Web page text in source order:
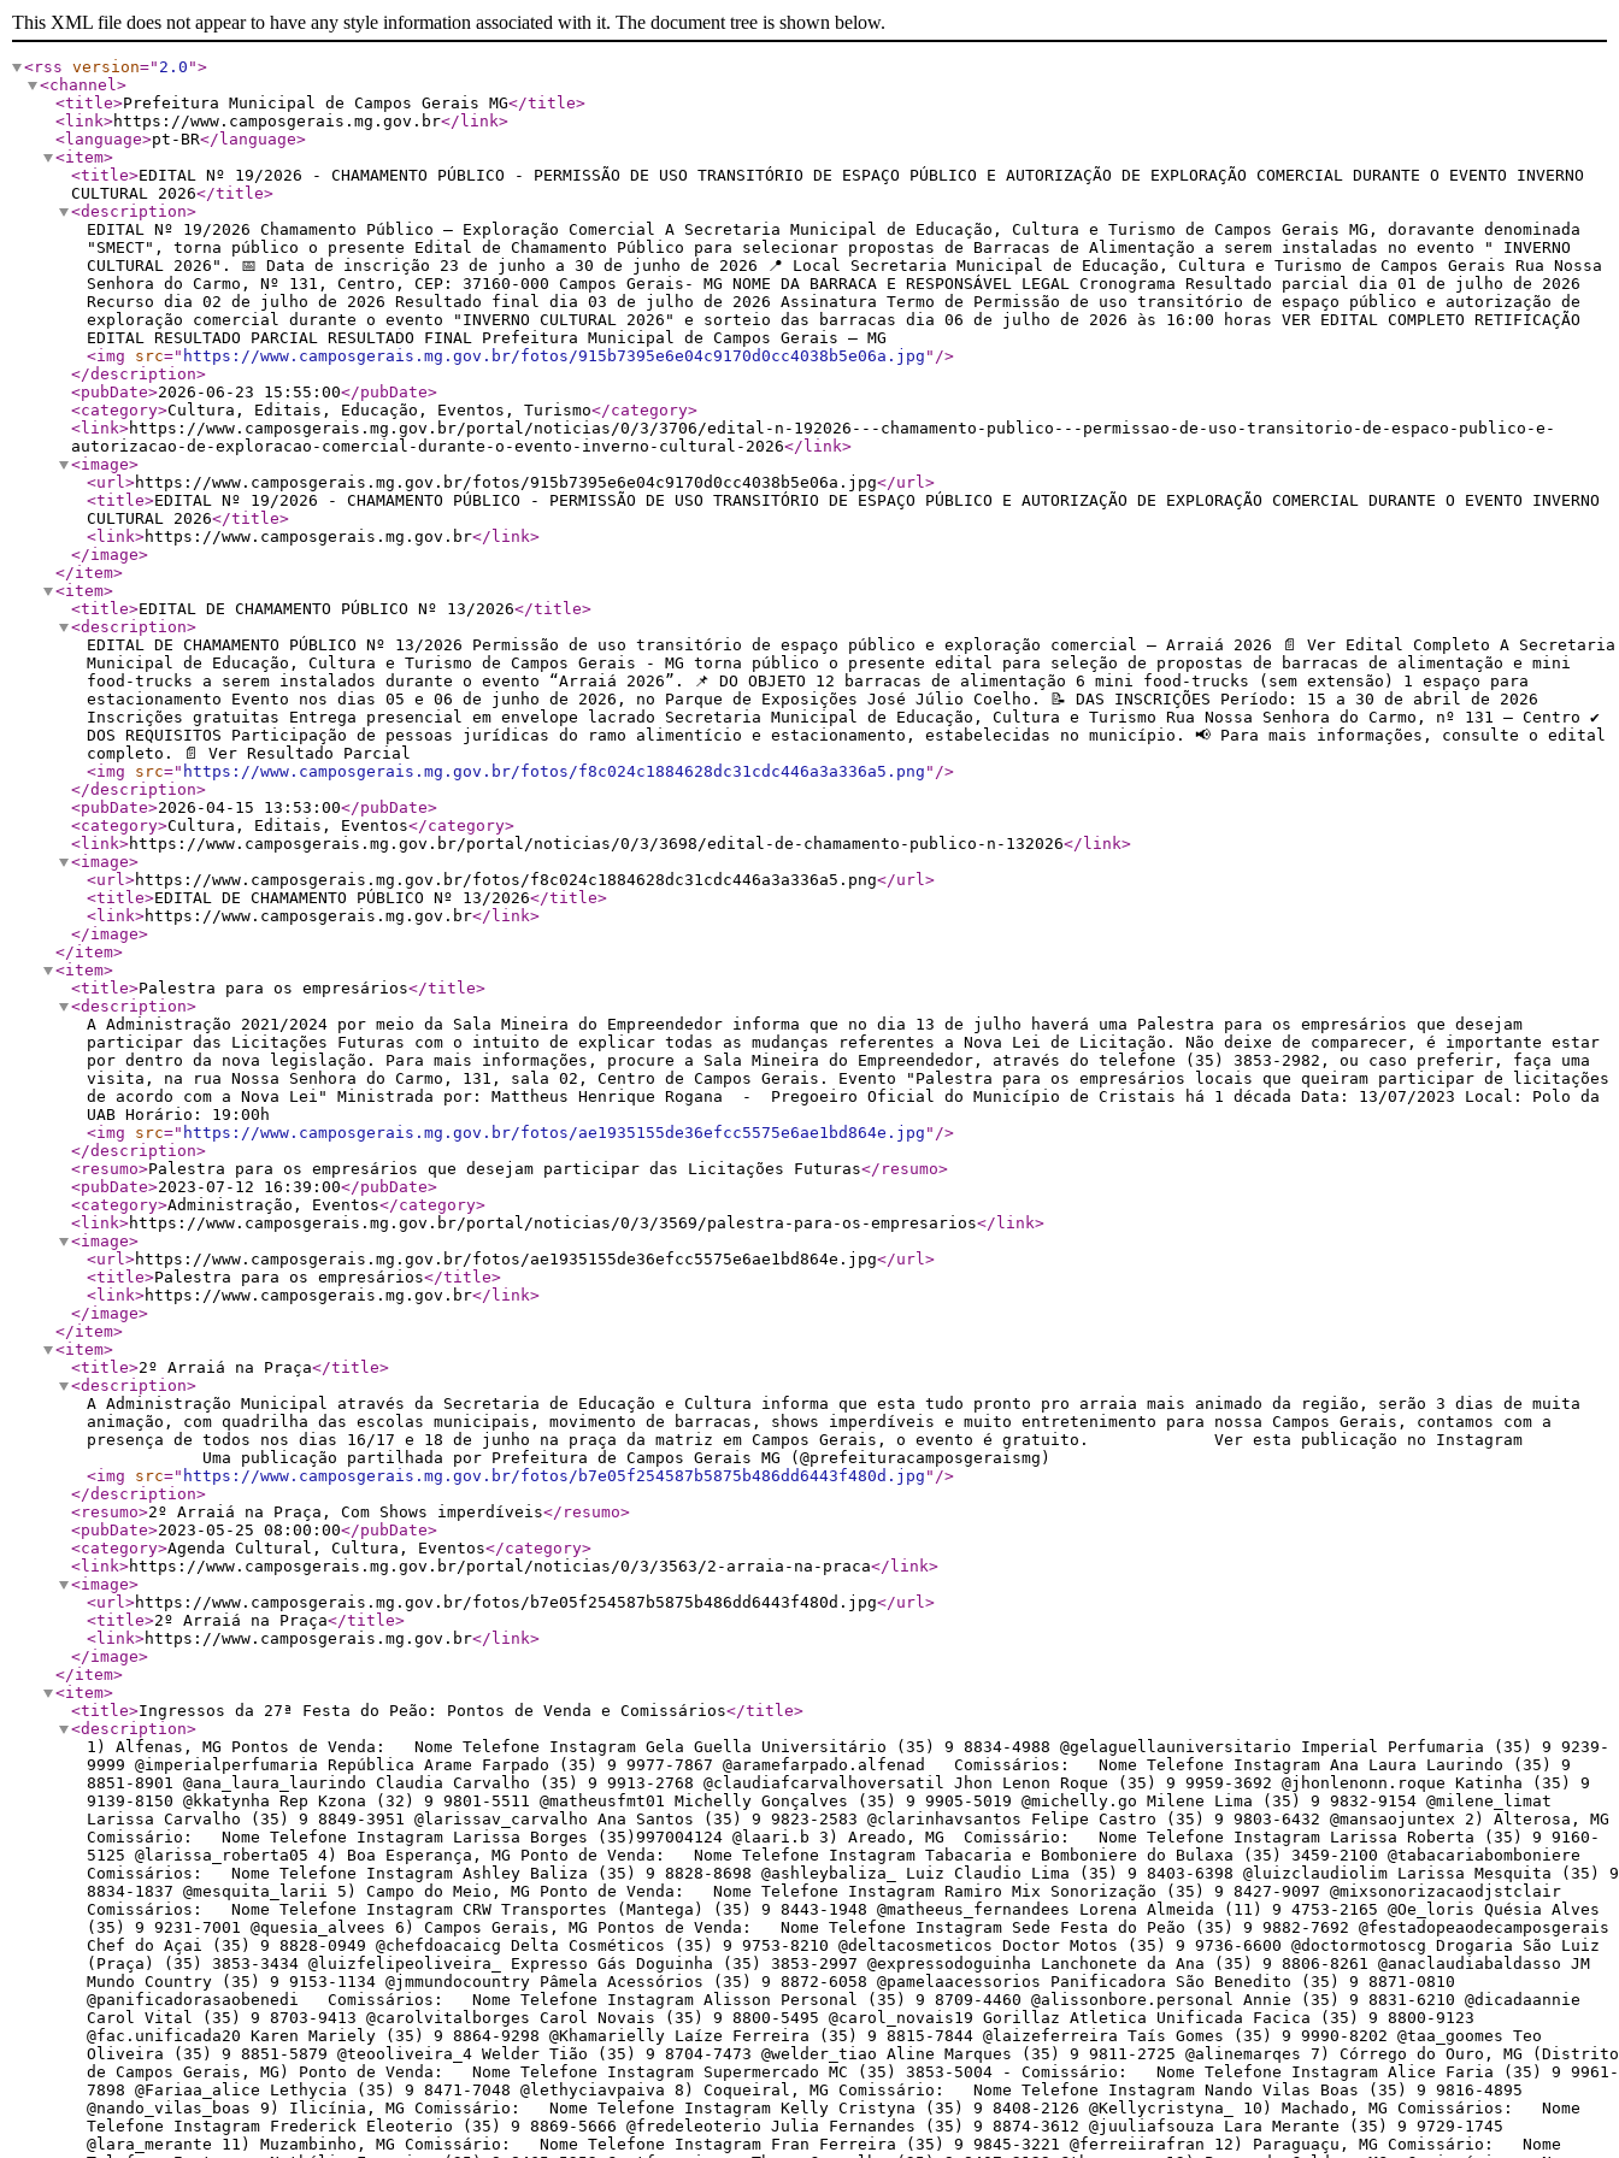
This XML file does not appear to have any style information associated with it. The document tree is shown below.
<rss version=" 2.0 ">
<channel>
<title>Prefeitura Municipal de Campos Gerais MG</title>
<link>https://www.camposgerais.mg.gov.br</link>
<language>pt-BR</language>
<item>
<title>EDITAL Nº 19/2026 - CHAMAMENTO PÚBLICO - PERMISSÃO DE USO TRANSITÓRIO DE ESPAÇO PÚBLICO E AUTORIZAÇÃO DE EXPLORAÇÃO COMERCIAL DURANTE O EVENTO INVERNO
CULTURAL 2026</title>
<description>
EDITAL Nº 19/2026 Chamamento Público – Exploração Comercial A Secretaria Municipal de Educação, Cultura e Turismo de Campos Gerais MG, doravante denominada
"SMECT", torna público o presente Edital de Chamamento Público para selecionar propostas de Barracas de Alimentação a serem instaladas no evento " INVERNO
CULTURAL 2026". 📅 Data de inscrição 23 de junho a 30 de junho de 2026 📍 Local Secretaria Municipal de Educação, Cultura e Turismo de Campos Gerais Rua Nossa
Senhora do Carmo, Nº 131, Centro, CEP: 37160-000 Campos Gerais- MG NOME DA BARRACA E RESPONSÁVEL LEGAL Cronograma Resultado parcial dia 01 de julho de 2026
Recurso dia 02 de julho de 2026 Resultado final dia 03 de julho de 2026 Assinatura Termo de Permissão de uso transitório de espaço público e autorização de
exploração comercial durante o evento "INVERNO CULTURAL 2026" e sorteio das barracas dia 06 de julho de 2026 às 16:00 horas VER EDITAL COMPLETO RETIFICAÇÃO
EDITAL RESULTADO PARCIAL RESULTADO FINAL Prefeitura Municipal de Campos Gerais – MG
<img
src=" https://www.camposgerais.mg.gov.br/fotos/915b7395e6e04c9170d0cc4038b5e06a.jpg " />
</description>
<pubDate>2026-06-23 15:55:00</pubDate>
<category>Cultura, Editais, Educação, Eventos, Turismo</category>
<link>https://www.camposgerais.mg.gov.br/portal/noticias/0/3/3706/edital-n-192026---chamamento-publico---permissao-de-uso-transitorio-de-espaco-publico-e-
autorizacao-de-exploracao-comercial-durante-o-evento-inverno-cultural-2026</link>
<image>
<url>https://www.camposgerais.mg.gov.br/fotos/915b7395e6e04c9170d0cc4038b5e06a.jpg</url>
<title>EDITAL Nº 19/2026 - CHAMAMENTO PÚBLICO - PERMISSÃO DE USO TRANSITÓRIO DE ESPAÇO PÚBLICO E AUTORIZAÇÃO DE EXPLORAÇÃO COMERCIAL DURANTE O EVENTO INVERNO
CULTURAL 2026</title>
<link>https://www.camposgerais.mg.gov.br</link>
</image>
</item>
<item>
<title>EDITAL DE CHAMAMENTO PÚBLICO Nº 13/2026</title>
<description>
EDITAL DE CHAMAMENTO PÚBLICO Nº 13/2026 Permissão de uso transitório de espaço público e exploração comercial – Arraiá 2026 📄 Ver Edital Completo A Secretaria
Municipal de Educação, Cultura e Turismo de Campos Gerais - MG torna público o presente edital para seleção de propostas de barracas de alimentação e mini
food-trucks a serem instalados durante o evento “Arraiá 2026”. 📌 DO OBJETO 12 barracas de alimentação 6 mini food-trucks (sem extensão) 1 espaço para
estacionamento Evento nos dias 05 e 06 de junho de 2026, no Parque de Exposições José Júlio Coelho. 📝 DAS INSCRIÇÕES Período: 15 a 30 de abril de 2026
Inscrições gratuitas Entrega presencial em envelope lacrado Secretaria Municipal de Educação, Cultura e Turismo Rua Nossa Senhora do Carmo, nº 131 – Centro ✔️
DOS REQUISITOS Participação de pessoas jurídicas do ramo alimentício e estacionamento, estabelecidas no município. 📢 Para mais informações, consulte o edital
completo. 📄 Ver Resultado Parcial
<img
src=" https://www.camposgerais.mg.gov.br/fotos/f8c024c1884628dc31cdc446a3a336a5.png " />
</description>
<pubDate>2026-04-15 13:53:00</pubDate>
<category>Cultura, Editais, Eventos</category>
<link>https://www.camposgerais.mg.gov.br/portal/noticias/0/3/3698/edital-de-chamamento-publico-n-132026</link>
<image>
<url>https://www.camposgerais.mg.gov.br/fotos/f8c024c1884628dc31cdc446a3a336a5.png</url>
<title>EDITAL DE CHAMAMENTO PÚBLICO Nº 13/2026</title>
<link>https://www.camposgerais.mg.gov.br</link>
</image>
</item>
<item>
<title>Palestra para os empresários</title>
<description>
A Administração 2021/2024 por meio da Sala Mineira do Empreendedor informa que no dia 13 de julho haverá uma Palestra para os empresários que desejam
participar das Licitações Futuras com o intuito de explicar todas as mudanças referentes a Nova Lei de Licitação. Não deixe de comparecer, é importante estar
por dentro da nova legislação. Para mais informações, procure a Sala Mineira do Empreendedor, através do telefone (35) 3853-2982, ou caso preferir, faça uma
visita, na rua Nossa Senhora do Carmo, 131, sala 02, Centro de Campos Gerais. Evento "Palestra para os empresários locais que queiram participar de licitações
de acordo com a Nova Lei" Ministrada por: Mattheus Henrique Rogana - Pregoeiro Oficial do Município de Cristais há 1 década Data: 13/07/2023 Local: Polo da
UAB Horário: 19:00h
<img
src=" https://www.camposgerais.mg.gov.br/fotos/ae1935155de36efcc5575e6ae1bd864e.jpg " />
</description>
<resumo>Palestra para os empresários que desejam participar das Licitações Futuras</resumo>
<pubDate>2023-07-12 16:39:00</pubDate>
<category>Administração, Eventos</category>
<link>https://www.camposgerais.mg.gov.br/portal/noticias/0/3/3569/palestra-para-os-empresarios</link>
<image>
<url>https://www.camposgerais.mg.gov.br/fotos/ae1935155de36efcc5575e6ae1bd864e.jpg</url>
<title>Palestra para os empresários</title>
<link>https://www.camposgerais.mg.gov.br</link>
</image>
</item>
<item>
<title>2º Arraiá na Praça</title>
<description>
A Administração Municipal através da Secretaria de Educação e Cultura informa que esta tudo pronto pro arraia mais animado da região, serão 3 dias de muita
animação, com quadrilha das escolas municipais, movimento de barracas, shows imperdíveis e muito entretenimento para nossa Campos Gerais, contamos com a
presença de todos nos dias 16/17 e 18 de junho na praça da matriz em Campos Gerais, o evento é gratuito. Ver esta publicação no Instagram
Uma publicação partilhada por Prefeitura de Campos Gerais MG (@prefeituracamposgeraismg)
<img
src=" https://www.camposgerais.mg.gov.br/fotos/b7e05f254587b5875b486dd6443f480d.jpg " />
</description>
<resumo>2º Arraiá na Praça, Com Shows imperdíveis</resumo>
<pubDate>2023-05-25 08:00:00</pubDate>
<category>Agenda Cultural, Cultura, Eventos</category>
<link>https://www.camposgerais.mg.gov.br/portal/noticias/0/3/3563/2-arraia-na-praca</link>
<image>
<url>https://www.camposgerais.mg.gov.br/fotos/b7e05f254587b5875b486dd6443f480d.jpg</url>
<title>2º Arraiá na Praça</title>
<link>https://www.camposgerais.mg.gov.br</link>
</image>
</item>
<item>
<title>Ingressos da 27ª Festa do Peão: Pontos de Venda e Comissários</title>
<description>
1) Alfenas, MG Pontos de Venda: Nome Telefone Instagram Gela Guella Universitário (35) 9 8834-4988 @gelaguellauniversitario Imperial Perfumaria (35) 9 9239-
9999 @imperialperfumaria República Arame Farpado (35) 9 9977-7867 @aramefarpado.alfenad Comissários: Nome Telefone Instagram Ana Laura Laurindo (35) 9
8851-8901 @ana_laura_laurindo Claudia Carvalho (35) 9 9913-2768 @claudiafcarvalhoversatil Jhon Lenon Roque (35) 9 9959-3692 @jhonlenonn.roque Katinha (35) 9
9139-8150 @kkatynha Rep Kzona (32) 9 9801-5511 @matheusfmt01 Michelly Gonçalves (35) 9 9905-5019 @michelly.go Milene Lima (35) 9 9832-9154 @milene_limat
Larissa Carvalho (35) 9 8849-3951 @larissav_carvalho Ana Santos (35) 9 9823-2583 @clarinhavsantos Felipe Castro (35) 9 9803-6432 @mansaojuntex 2) Alterosa, MG
Comissário: Nome Telefone Instagram Larissa Borges (35)997004124 @laari.b 3) Areado, MG Comissário: Nome Telefone Instagram Larissa Roberta (35) 9 9160-
5125 @larissa_roberta05 4) Boa Esperança, MG Ponto de Venda: Nome Telefone Instagram Tabacaria e Bomboniere do Bulaxa (35) 3459-2100 @tabacariabomboniere
Comissários: Nome Telefone Instagram Ashley Baliza (35) 9 8828-8698 @ashleybaliza_ Luiz Claudio Lima (35) 9 8403-6398 @luizclaudiolim Larissa Mesquita (35) 9
8834-1837 @mesquita_larii 5) Campo do Meio, MG Ponto de Venda: Nome Telefone Instagram Ramiro Mix Sonorização (35) 9 8427-9097 @mixsonorizacaodjstclair
Comissários: Nome Telefone Instagram CRW Transportes (Mantega) (35) 9 8443-1948 @matheeus_fernandees Lorena Almeida (11) 9 4753-2165 @Oe_loris Quésia Alves
(35) 9 9231-7001 @quesia_alvees 6) Campos Gerais, MG Pontos de Venda: Nome Telefone Instagram Sede Festa do Peão (35) 9 9882-7692 @festadopeaodecamposgerais
Chef do Açai (35) 9 8828-0949 @chefdoacaicg Delta Cosméticos (35) 9 9753-8210 @deltacosmeticos Doctor Motos (35) 9 9736-6600 @doctormotoscg Drogaria São Luiz
(Praça) (35) 3853-3434 @luizfelipeoliveira_ Expresso Gás Doguinha (35) 3853-2997 @expressodoguinha Lanchonete da Ana (35) 9 8806-8261 @anaclaudiabaldasso JM
Mundo Country (35) 9 9153-1134 @jmmundocountry Pâmela Acessórios (35) 9 8872-6058 @pamelaacessorios Panificadora São Benedito (35) 9 8871-0810
@panificadorasaobenedi Comissários: Nome Telefone Instagram Alisson Personal (35) 9 8709-4460 @alissonbore.personal Annie (35) 9 8831-6210 @dicadaannie
Carol Vital (35) 9 8703-9413 @carolvitalborges Carol Novais (35) 9 8800-5495 @carol_novais19 Gorillaz Atletica Unificada Facica (35) 9 8800-9123
@fac.unificada20 Karen Mariely (35) 9 8864-9298 @Khamarielly Laíze Ferreira (35) 9 8815-7844 @laizeferreira Taís Gomes (35) 9 9990-8202 @taa_goomes Teo
Oliveira (35) 9 8851-5879 @teooliveira_4 Welder Tião (35) 9 8704-7473 @welder_tiao Aline Marques (35) 9 9811-2725 @alinemarqes 7) Córrego do Ouro, MG (Distrito
de Campos Gerais, MG) Ponto de Venda: Nome Telefone Instagram Supermercado MC (35) 3853-5004 - Comissário: Nome Telefone Instagram Alice Faria (35) 9 9961-
7898 @Fariaa_alice Lethycia (35) 9 8471-7048 @lethyciavpaiva 8) Coqueiral, MG Comissário: Nome Telefone Instagram Nando Vilas Boas (35) 9 9816-4895
@nando_vilas_boas 9) Ilicínia, MG Comissário: Nome Telefone Instagram Kelly Cristyna (35) 9 8408-2126 @Kellycristyna_ 10) Machado, MG Comissários: Nome
Telefone Instagram Frederick Eleoterio (35) 9 8869-5666 @fredeleoterio Julia Fernandes (35) 9 8874-3612 @juuliafsouza Lara Merante (35) 9 9729-1745
@lara_merante 11) Muzambinho, MG Comissário: Nome Telefone Instagram Fran Ferreira (35) 9 9845-3221 @ferreiirafran 12) Paraguaçu, MG Comissário: Nome